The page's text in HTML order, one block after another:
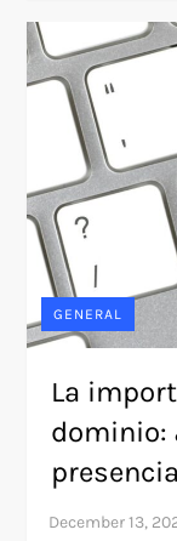
GENERAL
La
dominio: